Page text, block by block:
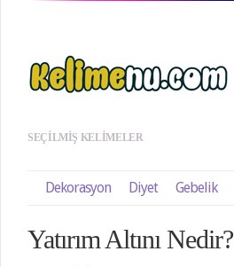
SEÇILMIŞ KELIMELER
Dekorasyon Diyet Gebelik
Yatırım Altını Nedir?